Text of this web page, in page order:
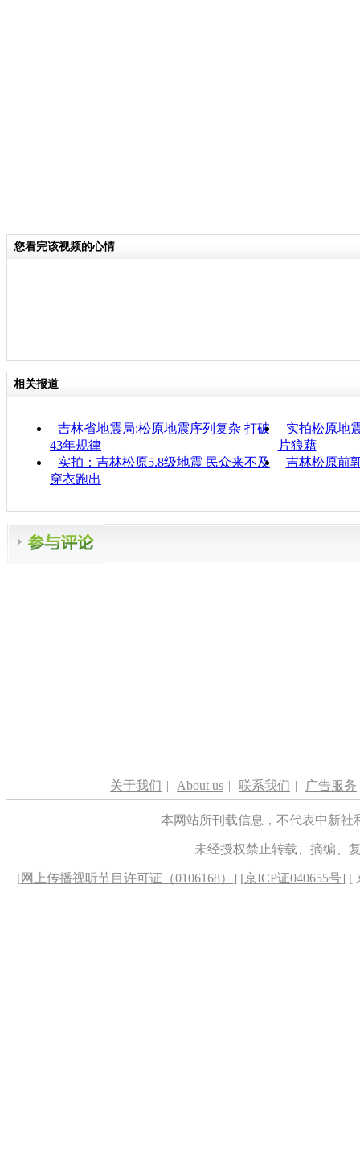
您看完该视频的心情
相关报道
吉林省地震局:松原地震序列复杂 打破
43年规律
实拍松原地
片狼藉
实拍：吉林松原5.8级地震 民众来不及
穿衣跑出
吉林松原前
关于我们 | About us | 联系我们 | 广告服务
本网站所刊载信息，不代表中新
未经授权禁止转载、摘编、
[网上传播视听节目许可证（0106168） ] [京ICP证040655号] [